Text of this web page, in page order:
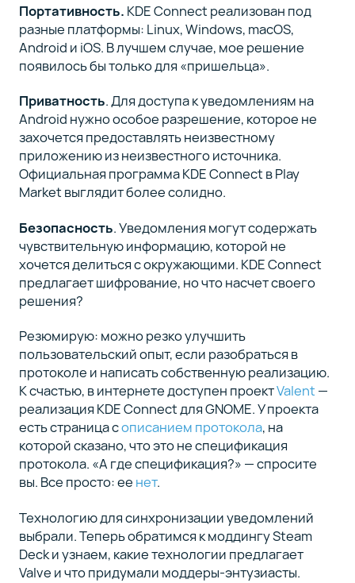
Портативность. KDE Connect реализован под
разные платформы: Linux, Windows, macOS,
Android и iOS. В лучшем случае, мое решение
появилось бы только для «пришельца».
Приватность. Для доступа к уведомлениям на
Android нужно особое разрешение, которое не
захочется предоставлять неизвестному
приложению из неизвестного источника.
Официальная программа KDE Connect в Play
Market выглядит более солидно.
Безопасность. Уведомления могут содержать
чувствительную информацию, которой не
хочется делиться с окружающими. KDE Connect
предлагает шифрование, но что насчет своего
решения?
Резюмирую: можно резко улучшить
пользовательский опыт, если разобраться в
протоколе и написать собственную реализацию.
К счастью, в интернете доступен проектValent —
реализация KDE Connect для GNOME. У проекта
есть страница сописанием протокола, на
которой сказано, что это не спецификация
протокола. «А где спецификация?» — спросите
вы. Все просто: ее нет.
Технологию для синхронизации уведомлений
выбрали. Теперь обратимся к моддингу Steam
Deck и узнаем, какие технологии предлагает
Valve и что придумали моддеры-энтузиасты.